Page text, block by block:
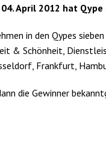
April 2012 hat
in den Qypes
& Schönheit,
Frankfurt,
die Gewinner